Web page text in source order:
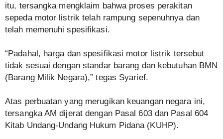
itu, tersangka mengklaim bahwa proses perakitan
sepeda motor listrik telah rampung sepenuhnya dan
telah memenuhi spesifikasi.
“Padahal, harga dan spesifikasi motor listrik tersebut
tidak sesuai dengan standar barang dan kebutuhan BMN
(Barang Milik Negara),” tegas Syarief.
Atas perbuatan yang merugikan keuangan negara ini,
tersangka AM dijerat dengan Pasal 603 dan Pasal 604
Kitab Undang-Undang Hukum Pidana (KUHP).